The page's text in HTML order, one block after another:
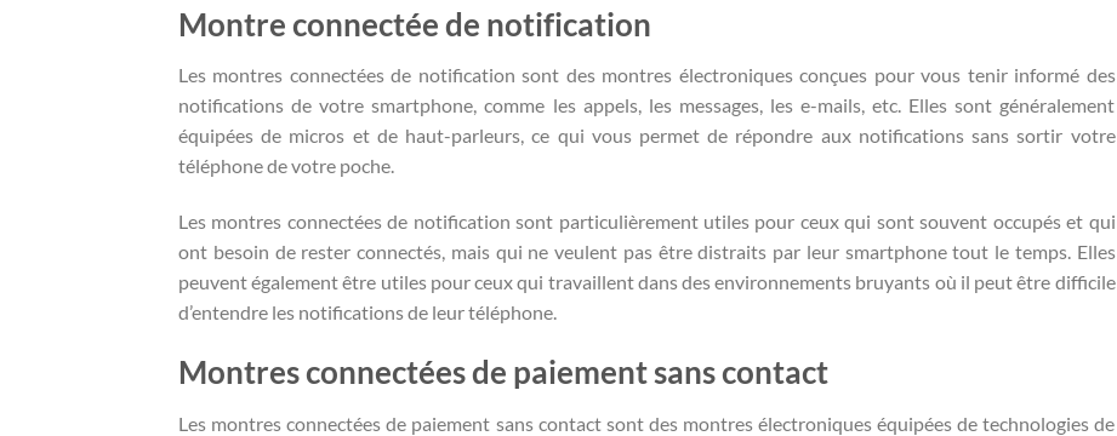
Montre connectée de notification
Les montres connectées de notification sont des montres électroniques conçues pour vous tenir informé des
notifications de votre smartphone, comme les appels, les messages, les e-mails, etc. Elles sont généralement
équipées de micros et de haut-parleurs, ce qui vous permet de répondre aux notifications sans sortir votre
téléphone de votre poche.
Les montres connectées de notification sont particulièrement utiles pour ceux qui sont souvent occupés et qui
ont besoin de rester connectés, mais qui ne veulent pas être distraits par leur smartphone tout le temps. Elles
peuvent également être utiles pour ceux qui travaillent dans des environnements bruyants où il peut être difficile
d’entendre les notifications de leur téléphone.
Montres connectées de paiement sans contact
Les montres connectées de paiement sans contact sont des montres électroniques équipées de technologies de